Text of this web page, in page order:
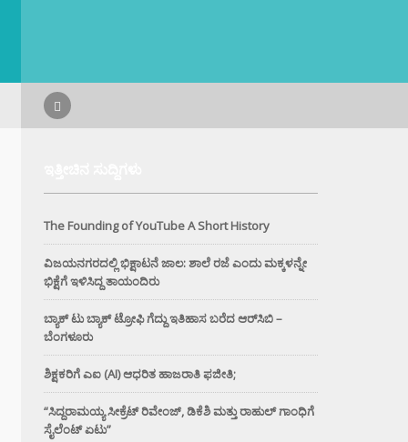
The Founding of YouTube A Short History
ವಿಜಯನಗರದಲ್ಲಿ ಭಿಕ್ಷಾಟನೆ ಜಾಲ: ಶಾಲೆ ರಜೆ ಎಂದು ಮಕ್ಕಳನ್ನೇ
ಭಿಕ್ಷೆಗೆ ಇಳಿಸಿದ್ದ ತಾಯಂದಿರು
ಬ್ಯಾಕ್ ಟು ಬ್ಯಾಕ್ ಟ್ರೋಫಿ ಗೆದ್ದು ಇತಿಹಾಸ ಬರೆದ ಆರ್‌ಸಿಬಿ –
ಬೆಂಗಳೂರು
ಶಿಕ್ಷಕರಿಗೆ ಎಐ (AI) ಆಧರಿತ ಹಾಜರಾತಿ ಫಜೀತಿ;
“ಸಿದ್ದರಾಮಯ್ಯ ಸೀಕ್ರೆಟ್ ರಿವೇಂಜ್‌, ಡಿಕೆಶಿ ಮತ್ತು ರಾಹುಲ್‌ ಗಾಂಧಿಗೆ
ಸೈಲೆಂಟ್ ಏಟು”